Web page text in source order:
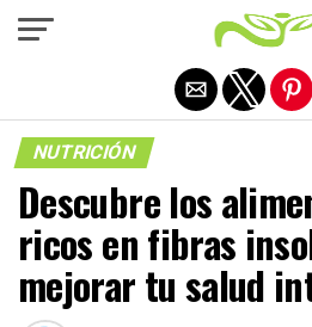
NUTRICIÓN
Descubre los
ricos en fibras
mejorar tu salud
Salir de la